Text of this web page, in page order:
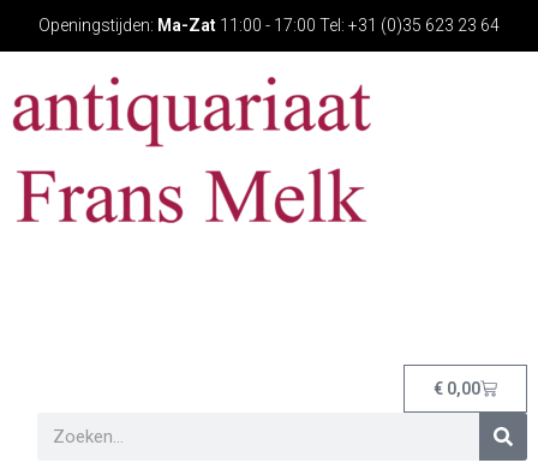
Openingstijden: Ma-Zat 11:00 - 17:00 Tel: +31 (0)35 623 23 64
€ 0,00